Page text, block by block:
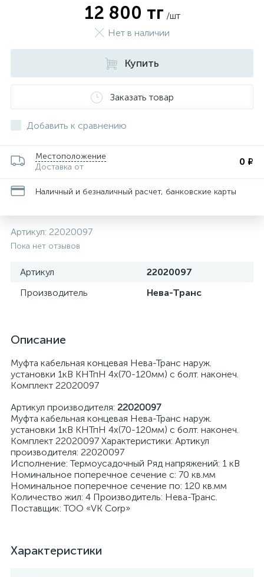
12 800 тг /шт
Нет в наличии
Купить
Заказать товар
Добавить к сравнению
Местоположение
Доставка от
0 ₽
Наличный и безналичный расчет, банковские карты
Артикул: 22020097
Пока нет отзывов
Артикул
22020097
Производитель
Нева-Транс
Описание
Муфта кабельная концевая Нева-Транс наруж.
установки 1кВ КНТпН 4х(70-120мм) с болт. наконеч.
Комплект 22020097
Артикул производителя: 22020097
Муфта кабельная концевая Нева-Транс наруж.
установки 1кВ КНТпН 4х(70-120мм) с болт. наконеч.
Комплект 22020097 Характеристики: Артикул
производителя: 22020097
Исполнение: Термоусадочный Ряд напряжений: 1 кВ
Номинальное поперечное сечение с: 70 кв.мм
Номинальное поперечное сечение по: 120 кв.мм
Количество жил: 4 Производитель: Нева-Транс.
Поставщик: ТОО «VK Corp»
Характеристики